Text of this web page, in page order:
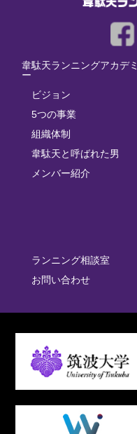
韋駄天ランニングアカデミ
ー
ビジョン
5つの事業
組織体制
韋駄天と呼ばれた男
メンバー紹介
ランニング相談室
お問い合わせ